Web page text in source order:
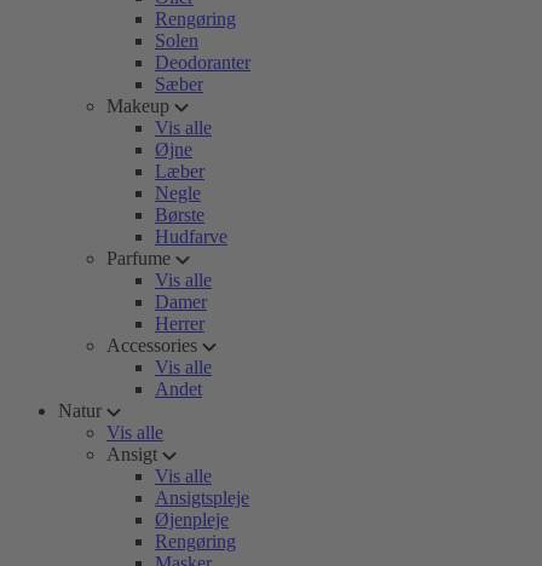
Rengøring
Solen
Deodoranter
Sæber
Makeup
Vis alle
Øjne
Læber
Negle
Børste
Hudfarve
Parfume
Vis alle
Damer
Herrer
Accessories
Vis alle
Andet
Natur
Vis alle
Ansigt
Vis alle
Ansigtspleje
Øjenpleje
Rengøring